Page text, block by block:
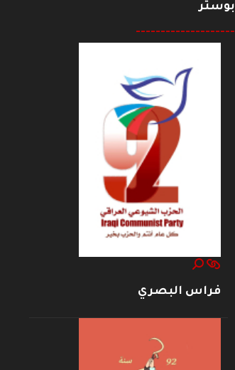
بوستر
--------------------
فراس البصري